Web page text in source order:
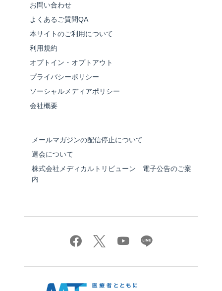
お問い合わせ
よくあるご質問QA
本サイトのご利用について
利用規約
オプトイン・オプトアウト
プライバシーポリシー
ソーシャルメディアポリシー
会社概要
メールマガジンの配信停止について
退会について
株式会社メディカルトリビューン 電子公告のご案
内